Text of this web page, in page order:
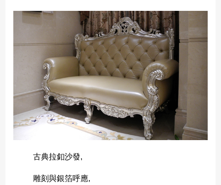
古典拉釦沙發,
雕刻與銀箔呼應,